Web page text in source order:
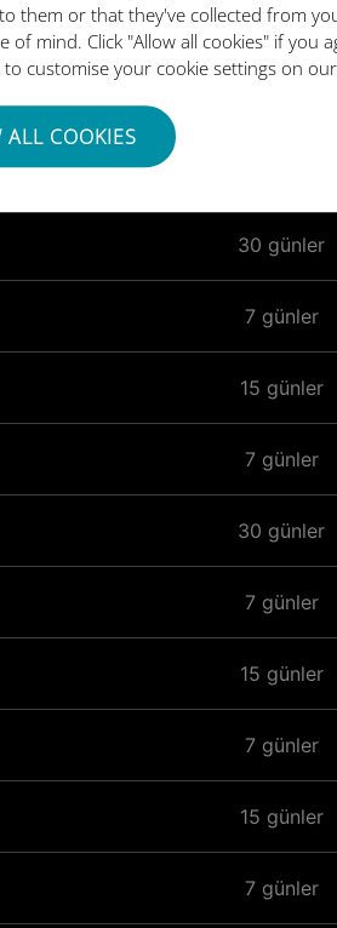
them or that they've collected from
of mind. Click "Allow all cookies" if you
customise your cookie settings on
ALL COOKIES
15 günler
30 günler
7 günler
15 günler
7 günler
30 günler
7 günler
15 günler
7 günler
15 günler
7 günler